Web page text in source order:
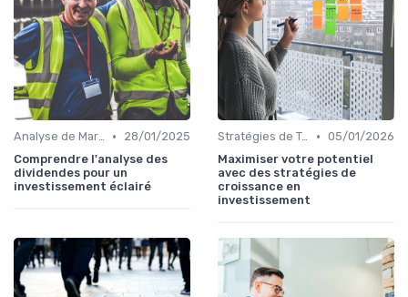
Analyse de Marché •
28/01/2025
Comprendre l'analyse des
dividendes pour un
investissement éclairé
Stratégies de Trading • 05/01/2026
Maximiser votre potentiel
avec des stratégies de
croissance en
investissement